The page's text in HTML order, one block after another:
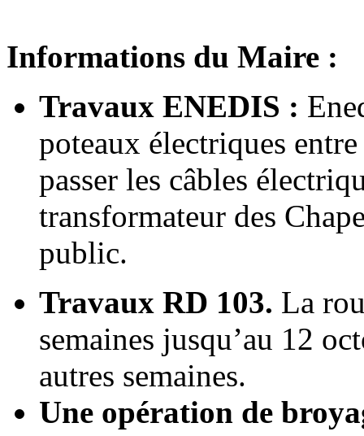
Informations du Maire :
Travaux ENEDIS :
poteaux électriques
passer les câbles
transformateur des
public.
Travaux RD 103. La
semaines jusqu’au 12
autres semaines.
Une opération de